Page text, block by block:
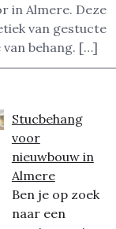
in Almere. Deze
van gestucte
behang. […]
Stucbehang
voor
nieuwbouw in
Almere
Ben je op zoek
naar een